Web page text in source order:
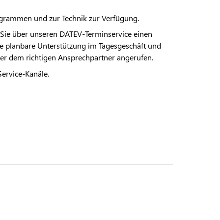
und zur Technik zur Verfügung.
über unseren DATEV-Terminservice einen
planbare Unterstützung im Tagesgeschäft und
dem richtigen Ansprechpartner angerufen.
Kanäle.